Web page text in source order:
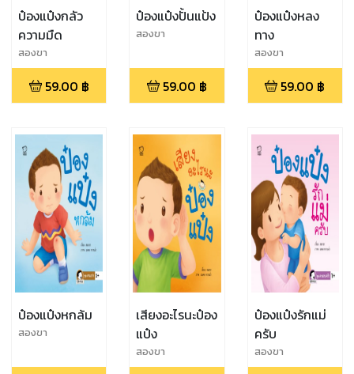
ป๋องแป๋งกลัว
ความมืด
สองขา
59.00 ฿
ป๋องแป๋งปั้นแป้ง
สองขา
59.00 ฿
ป๋องแป๋งหลง
ทาง
สองขา
59.00 ฿
ป๋องแป๋งหกล้ม
สองขา
เสียงอะไรนะป๋อง
แป๋ง
สองขา
ป๋องแป๋งรักแม่
ครับ
สองขา